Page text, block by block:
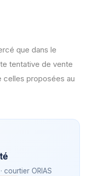
que dans le
tentative de vente
celles proposées au
courtier ORIAS